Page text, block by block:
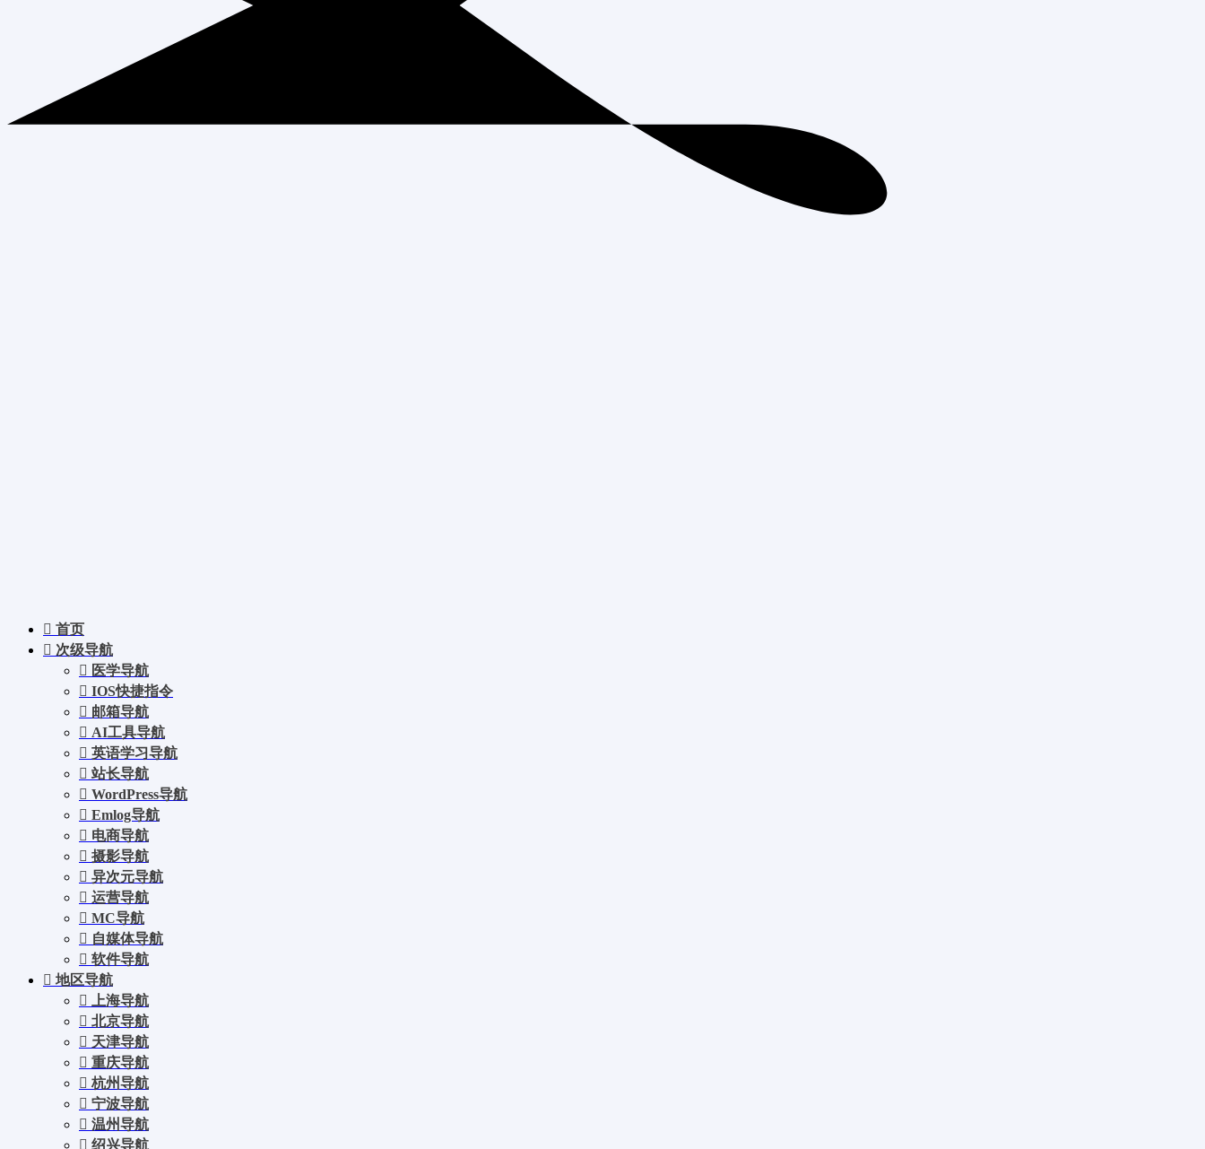
首页
次级导航
医学导航
IOS快捷指令
邮箱导航
AI工具导航
英语学习导航
站长导航
WordPress导航
Emlog导航
电商导航
摄影导航
异次元导航
运营导航
MC导航
自媒体导航
软件导航
地区导航
上海导航
北京导航
天津导航
重庆导航
杭州导航
宁波导航
温州导航
绍兴导航